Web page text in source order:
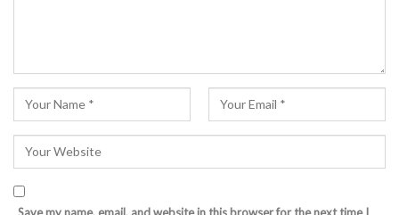
Save my name, email, and website in this browser for the next time I